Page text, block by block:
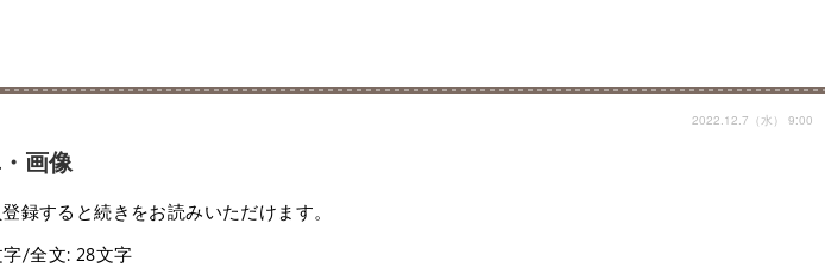
画像
2022.12.7（水） 9:00
録すると続きをお読みいただけます。
/全文: 28文字